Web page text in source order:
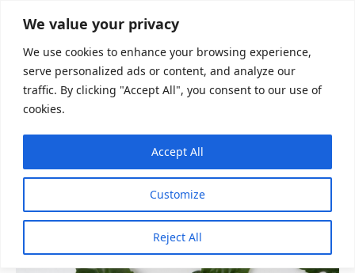
We value your privacy
We use cookies to enhance your browsing experience,
serve personalized ads or content, and analyze our
traffic. By clicking "Accept All", you consent to our use of
cookies.
Customize
Reject All
Accept All